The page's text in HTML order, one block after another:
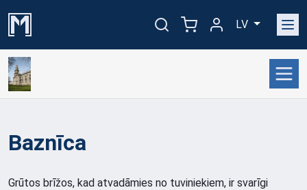
LV
Baznīca
Grūtos brīžos, kad atvadāmies no tuviniekiem, ir svarīgi